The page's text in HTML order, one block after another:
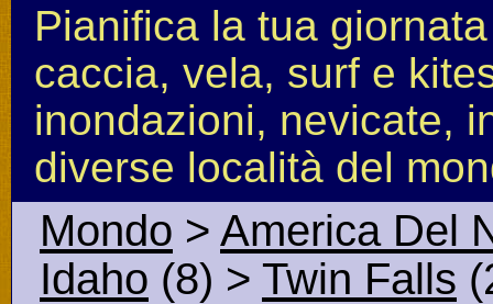
Pianifica la tua
caccia, vela, surf e
inondazioni, nevicate,
diverse località del
Mondo > America Del
Idaho (8) > Twin Falls